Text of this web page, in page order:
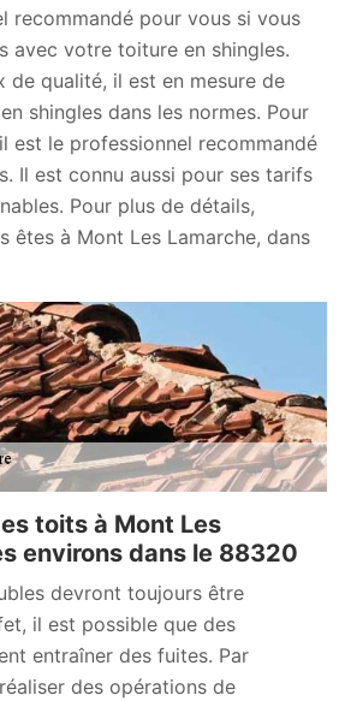
recommandé pour vous si vous
avec votre toiture en shingles.
de qualité, il est en mesure de
shingles dans les normes. Pour
est le professionnel recommandé
Il est connu aussi pour ses tarifs
Pour plus de détails,
êtes à Mont Les Lamarche, dans
toits à Mont Les
environs dans le 88320
devront toujours être
il est possible que des
entraîner des fuites. Par
des opérations de